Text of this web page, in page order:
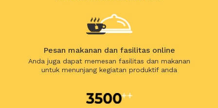
Pesan makanan dan fasilitas online
Anda juga dapat memesan fasilitas dan makanan
untuk menunjang kegiatan produktif anda